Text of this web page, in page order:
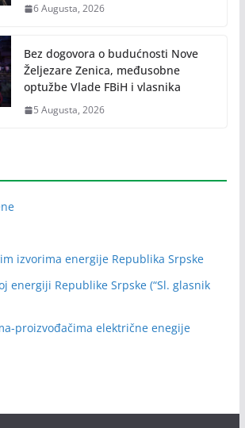
6 Augusta, 2026
Bez dogovora o budućnosti Nove
Željezare Zenica, međusobne
optužbe Vlade FBiH i vlasnika
5 Augusta, 2026
izvorima energije Republika Srpske
energiji Republike Srpske (“Sl. glasnik
proizvođačima električne enegije